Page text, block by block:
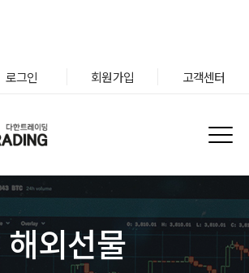
로그인 회원가입 고객센터
해외선물